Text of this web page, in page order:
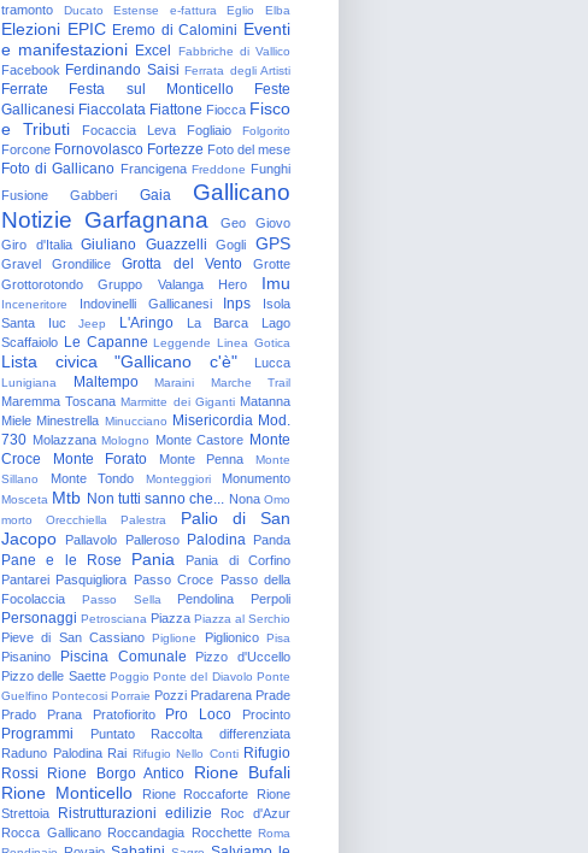
tramonto
Ducato Estense e-fattura Eglio Elba
Elezioni EPIC Eremo di Calomini Eventi
e manifestazioni Excel Fabbriche di Vallico
Facebook Ferdinando Saisi Ferrata degli Artisti
Ferrate Festa sul Monticello
Feste
Gallicanesi Fiaccolata Fiattone Fiocca Fisco
e Tributi
Focaccia Leva Fogliaio Folgorito
Forcone Fornovolasco Fortezze Foto del mese
Foto di Gallicano Francigena Freddone Funghi
Fusione
Gabberi Gaia
Gallicano
Notizie Garfagnana Geo
Giovo
Giro d'Italia
Giuliano Guazzelli Gogli GPS
Gravel Grondilice Grotta del Vento
Grotte
Grottorotondo
Gruppo Valanga Hero Imu
Inceneritore Indovinelli Gallicanesi Inps
Isola
Santa
Iuc Jeep L'Aringo La Barca
Lago
Scaffaiolo Le Capanne Leggende Linea Gotica
Lista civica "Gallicano c'è" Lucca
Lunigiana Maltempo Maraini Marche Trail
Maremma Toscana Marmitte dei Giganti Matanna
Miele Minestrella Minucciano Misericordia Mod.
730 Molazzana Mologno Monte Castore Monte
Croce
Monte Forato Monte Penna
Monte
Sillano
Monte Tondo Monteggiori Monumento
Mosceta Mtb Non tutti sanno che... Nona Omo
morto
Orecchiella Palestra
Palio di San
Jacopo
Pallavolo Palleroso Palodina Panda
Pane e le Rose Pania
Pania di Corfino
Pantarei Pasquigliora Passo Croce Passo della
Focolaccia
Passo Sella Pendolina Perpoli
Personaggi Petrosciana Piazza Piazza al Serchio
Pieve di San Cassiano Piglione Piglionico Pisa
Pisanino Piscina Comunale
Pizzo d'Uccello
Pizzo delle Saette Poggio Ponte del Diavolo Ponte
Guelfino Pontecosi Porraie Pozzi Pradarena Prade
Prado
Prana Pratofiorito Pro Loco Procinto
Programmi Puntato
Raccolta differenziata
Raduno Palodina Rai Rifugio Nello Conti Rifugio
Rossi
Rione Borgo Antico
Rione Bufali
Rione Monticello
Rione Roccaforte
Rione
Strettoia
Ristrutturazioni edilizie
Roc d'Azur
Rocca Gallicano Roccandagia Rocchette Roma